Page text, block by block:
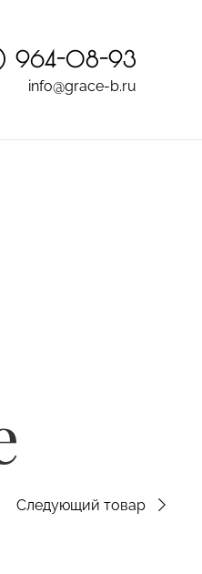
964-08-93
info@grace-b.ru
Следующий товар